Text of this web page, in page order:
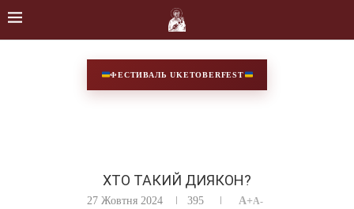
ФЕСТИВАЛЬ UKETOBERFEST
ХТО ТАКИЙ ДИЯКОН?
27 Жовтня 2024 395 A+A-